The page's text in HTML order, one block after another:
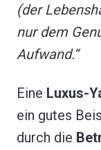
(der
nur dem
Aufwand.“
Eine Luxus-
ein gutes
durch die